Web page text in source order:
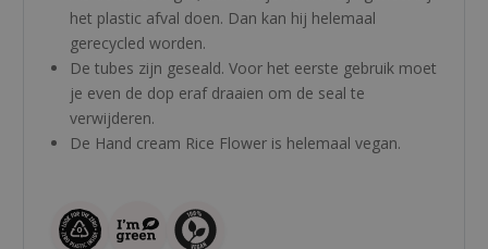
het plastic afval doen. Dan kan hij helemaal
gerecycled worden.
De tubes zijn geseald. Voor het eerste gebruik moet
je even de dop eraf draaien om de seal te
verwijderen.
De Hand cream Rice Flower is helemaal vegan.